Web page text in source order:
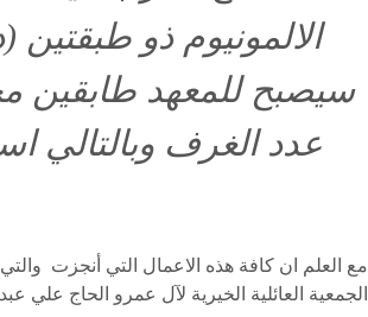
الالمونيوم ذو طبقتين
سيصبح للمعهد طابقين
عدد الغرف وبالتالي
مع العلم ان كافة هذه الاعمال التي أنجزت
الجمعية العائلية الخيرية لآل عمرو الحاج علي